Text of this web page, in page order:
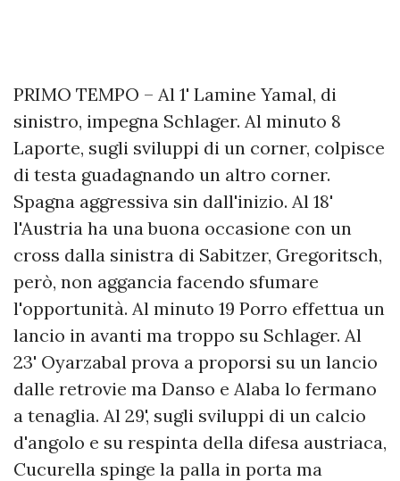
PRIMO TEMPO – Al 1' Lamine Yamal, di
sinistro, impegna Schlager. Al minuto 8
Laporte, sugli sviluppi di un corner, colpisce
di testa guadagnando un altro corner.
Spagna aggressiva sin dall'inizio. Al 18'
l'Austria ha una buona occasione con un
cross dalla sinistra di Sabitzer, Gregoritsch,
però, non aggancia facendo sfumare
l'opportunità. Al minuto 19 Porro effettua un
lancio in avanti ma troppo su Schlager. Al
23' Oyarzabal prova a proporsi su un lancio
dalle retrovie ma Danso e Alaba lo fermano
a tenaglia. Al 29', sugli sviluppi di un calcio
d'angolo e su respinta della difesa austriaca,
Cucurella spinge la palla in porta ma